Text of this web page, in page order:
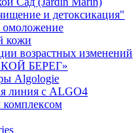
и детоксикация"
омоложение
кожи
возрастных изменений
БЕРЕГ»
Algologie
линия с ALGO4